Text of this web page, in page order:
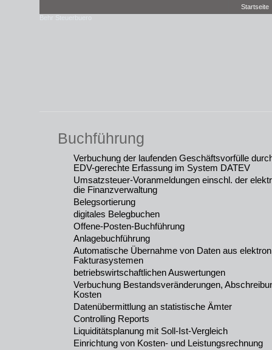
Startseite
Behr Steuerbuero
Buchführung
Verbuchung der laufenden Geschäftsvorfülle
EDV-gerechte Erfassung im System DATEV
Umsatzsteuer-Voranmeldungen einschl. der
die Finanzverwaltung
Belegsortierung
digitales Belegbuchen
Offene-Posten-Buchführung
Anlagebuchführung
Automatische Übernahme von Daten aus
Fakturasystemen
betriebswirtschaftlichen Auswertungen
Verbuchung Bestandsveränderungen,
Kosten
Datenübermittlung an statistische Ämter
Controlling Reports
Liquiditätsplanung mit Soll-Ist-Vergleich
Einrichtung von Kosten- und Leistungsrechnung